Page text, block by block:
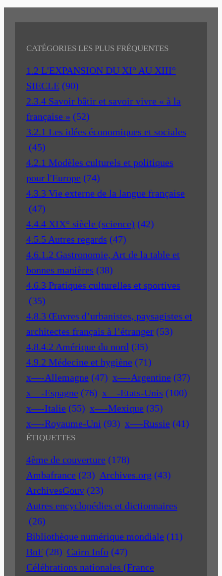
CATÉGORIES LES PLUS FRÉQUENTES
1.2 L'EXPANSION DU XI° AU XIII°
SIECLE (90)
2.3.4 Savoir bâtir et savoir vivre « à la
française » (52)
3.2.1 Les idées économiques et sociales
(45)
4.2.1 Modèles culturels et politiques
pour l'Europe (74)
4.3.3 Vie externe de la langue française
(47)
4.4.4 XIX° siècle (science) (42)
4.5.5 Autres regards (47)
4.6.1.2 Gastronomie, Art de la table et
bonnes manières (38)
4.6.3 Pratiques culturelles et sportives
(35)
4.8.3 Œuvres d’urbanistes, paysagistes et
architectes français à l’étranger (53)
4.8.4.2 Amérique du nord (35)
4.9.2 Médecine et hygiène (71)
x—-Allemagne (47) x—-Argentine (37)
x—-Espagne (76) x—-Etats-Unis (100)
x—-Italie (55) x—-Mexique (35)
x—-Royaume-Uni (93) x—-Russie (41)
ÉTIQUETTES
4ème de couverture (178)
Ambafrance (23) Archives.org (43)
ArchivesGouv (23)
Autres encyclopédies et dictionnaires
(26)
Bibliothèque numérique mondiale (11)
BnF (28) Cairn Info (47)
Célébrations nationales (France